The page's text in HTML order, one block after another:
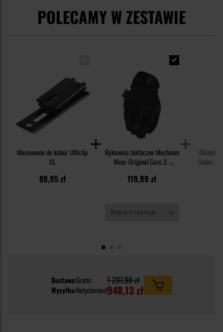
POLECAMY W ZESTAWIE
Mocowanie do kabur Ulticlip
XL
89,95 zł
Rękawice taktyczne Mechanix
Wear Original Core 3 -
119,99 zł
Okulary
Saber
Dostawa:Gratis
Wysyłka:Natychmiast
1 207,98 zł
948,13 zł